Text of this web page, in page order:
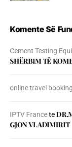
Komente Së
Cement Testing
SHЁRBIM TЁ
online travel booking
IPTV Francete
GJON VLADIMIRIT